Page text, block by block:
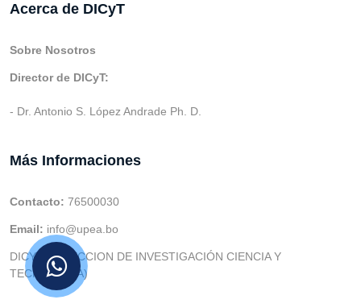
Acerca de DICyT
Sobre Nosotros
Director de DICyT:
- Dr. Antonio S. López Andrade Ph. D.
Más Informaciones
Contacto: 76500030
Email: info@upea.bo
DICYT (DIRECCION DE INVESTIGACIÓN CIENCIA Y
TECNOLOGIA)